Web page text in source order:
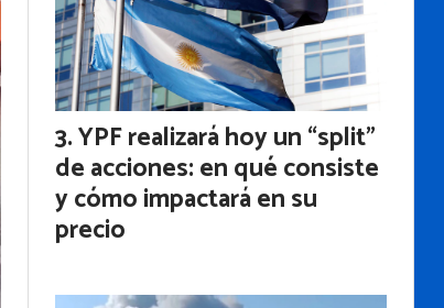
YPF realizará hoy un “split”
de acciones: en qué consiste
y cómo impactará en su
precio